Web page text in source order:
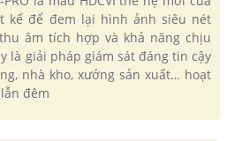
kế để đem lại hình ảnh siêu nét
âm tích hợp và khả năng chịu
là giải pháp giám sát đáng tin cậy
nhà kho, xưởng sản xuất… hoạt
đêm